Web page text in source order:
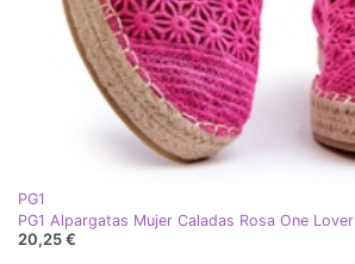
PG1
PG1 Alpargatas Mujer Caladas Rosa One Lover
20,25 €